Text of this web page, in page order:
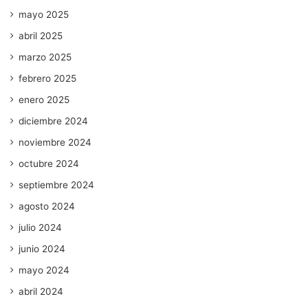
mayo 2025
abril 2025
marzo 2025
febrero 2025
enero 2025
diciembre 2024
noviembre 2024
octubre 2024
septiembre 2024
agosto 2024
julio 2024
junio 2024
mayo 2024
abril 2024